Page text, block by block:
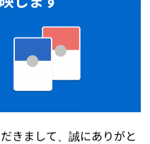
きまして、誠にありがと